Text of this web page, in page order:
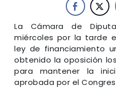
La Cámara de
miércoles por la tarde
ley de financiamiento
obtenido la oposición
para mantener la
aprobada por el